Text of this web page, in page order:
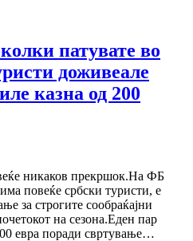
патувате во
доживеале
казнa од 200
никаков прекршок.На ФБ
повеќе србски туристи, е
за строгите сообраќајни
на сезона.Еден пар
евра поради свртување…